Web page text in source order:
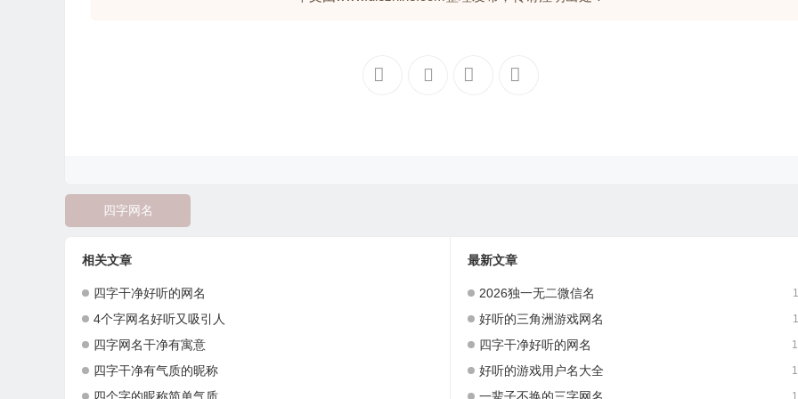
四字网名
相关文章
四字干净好听的网名
4个字网名好听又吸引人
四字网名干净有寓意
四字干净有气质的昵称
最新文章
2026独一无二微信名
好听的三角洲游戏网名
四字干净好听的网名
好听的游戏用户名大全